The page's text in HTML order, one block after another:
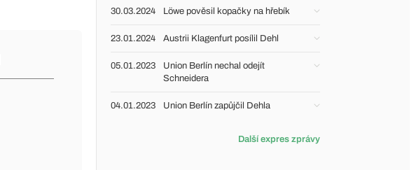
30.03.2024 Löwe pověsil kopačky na hřebík
23.01.2024 Austrii Klagenfurt posílil Dehl
05.01.2023
Union Berlín nechal odejít
Schneidera
04.01.2023 Union Berlín zapůjčil Dehla
Další expres zprávy